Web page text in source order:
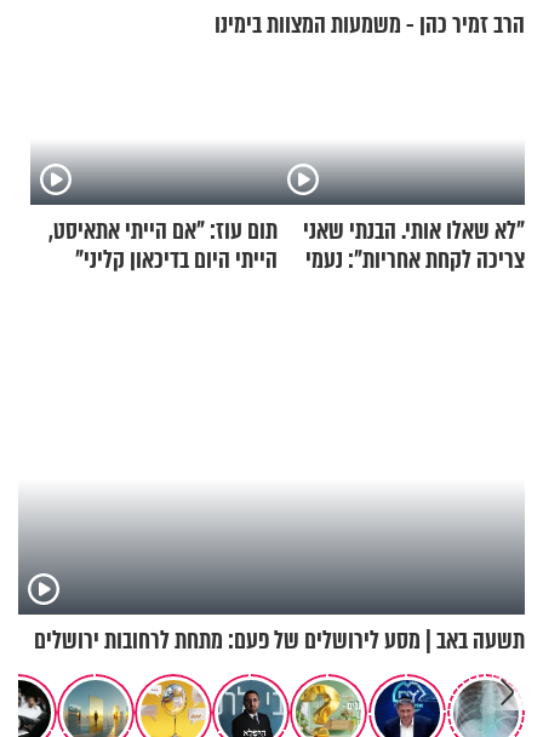
הרב זמיר כהן - משמעות המצוות בימינו
"לא שאלו אותי. הבנתי שאני
צריכה לקחת אחריות": נעמי
תום עוז: "אם הייתי אתאיסט,
הייתי היום בדיכאון קליני"
תשעה באב | מסע לירושלים של פעם: מתחת לרחובות ירושלים